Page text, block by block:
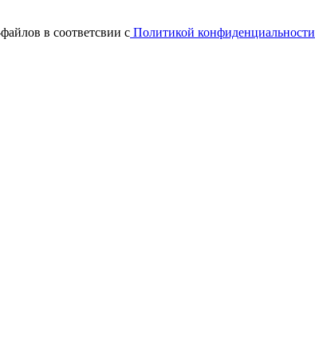
в соответсвии с Политикой конфиденциальности